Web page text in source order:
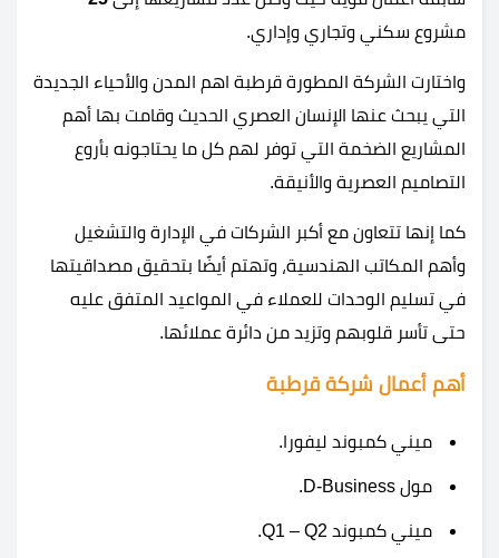
مشروع سكني وتجاري وإداري.
واختارت الشركة المطورة قرطبة اهم المدن والأحياء الجديدة
التي يبحث عنها الإنسان العصري الحديث وقامت بها أهم
المشاريع الضخمة التي توفر لهم كل ما يحتاجونه بأروع
التصاميم العصرية والأنيقة.
كما إنها تتعاون مع أكبر الشركات في الإدارة والتشغيل
وأهم المكاتب الهندسية، وتهتم أيضًا بتحقيق مصداقيتها
في تسليم الوحدات للعملاء في المواعيد المتفق عليه
حتى تأسر قلوبهم وتزيد من دائرة عملائها.
أهم أعمال شركة قرطبة
ميني كمبوند ليفورا.
مول D-Business.
ميني كمبوند Q1 – Q2.